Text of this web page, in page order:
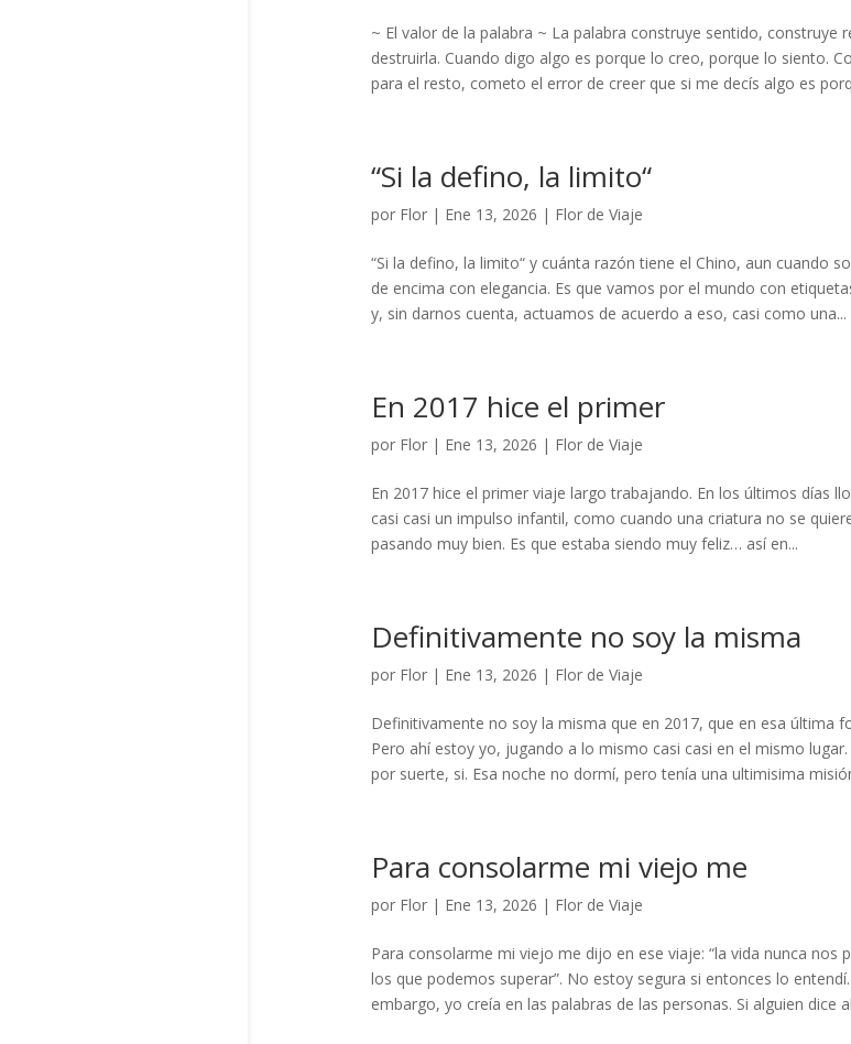
~ El valor de la palabra ~ La palabra construye sentido, construye
destruirla. Cuando digo algo es porque lo creo, porque lo siento.
para el resto, cometo el error de creer que si me decís algo es
“Si la defino, la limito“
por Flor| Ene 13, 2026 | Flor de Viaje
“Si la defino, la limito“ y cuánta razón tiene el Chino, aun cuando
de encima con elegancia. Es que vamos por el mundo con
y, sin darnos cuenta, actuamos de acuerdo a eso, casi como una...
En 2017 hice el primer
por Flor| Ene 13, 2026 | Flor de Viaje
En 2017 hice el primer viaje largo trabajando. En los últimos días
casi casi un impulso infantil, como cuando una criatura no se
pasando muy bien. Es que estaba siendo muy feliz… así en...
Definitivamente no soy la misma
por Flor| Ene 13, 2026 | Flor de Viaje
Definitivamente no soy la misma que en 2017, que en esa última
Pero ahí estoy yo, jugando a lo mismo casi casi en el mismo
por suerte, si. Esa noche no dormí, pero tenía una ultimisima
Para consolarme mi viejo me
por Flor| Ene 13, 2026 | Flor de Viaje
Para consolarme mi viejo me dijo en ese viaje: “la vida nunca nos
los que podemos superar”. No estoy segura si entonces lo
embargo, yo creía en las palabras de las personas. Si alguien dice